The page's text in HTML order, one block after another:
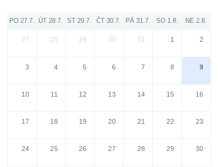
PO 27.7. ÚT 28.7. ST 29.7. ČT 30.7. PÁ 31.7. SO 1.8. NE 2.8.
27 28 29 30 31 1 2
3 4 5 6 7 8 9
10 11 12 13 14 15 16
17 18 19 20 21 22 23
24 25 26 27 28 29 30